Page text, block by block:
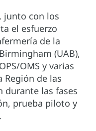
junto con los
el esfuerzo
de la
(UAB),
OMS y varias
Región de las
durante las fases
prueba piloto y